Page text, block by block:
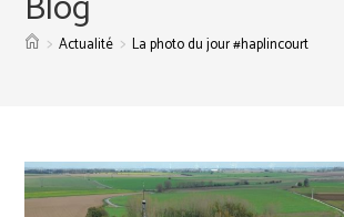
> Actualité > La photo du jour #haplincourt